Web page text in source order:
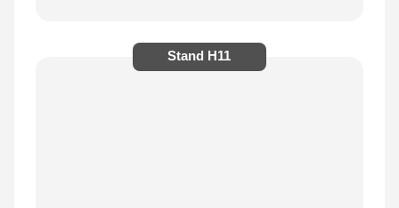
Stand H11